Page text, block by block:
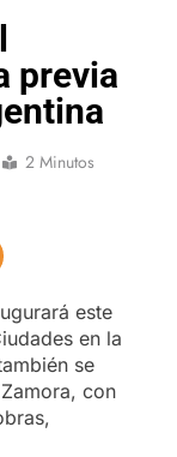
previa
2 Minutos
este
en la
se
con